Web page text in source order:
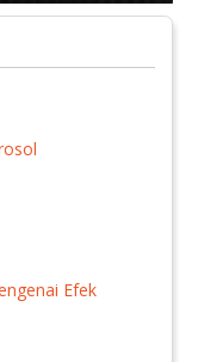
Efek